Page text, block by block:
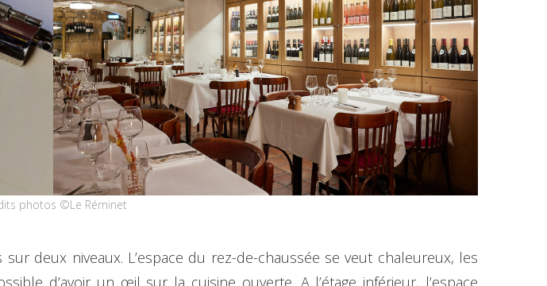
photos ©Le Réminet
deux niveaux. L’espace du rez-de-chaussée se veut chaleureux, les
d’avoir un œil sur la cuisine ouverte. A l’étage inférieur, l’espace